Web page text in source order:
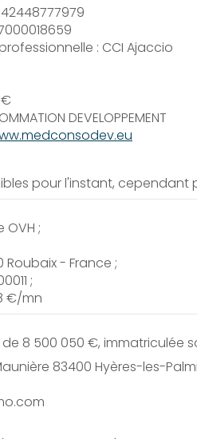
: CCI Ajaccio
€
DEVELOPPEMENT
pour l'instant,
OVH ;
Roubaix - France ;
;
€/mn
8 500 050 €, immatriculée
83400 Hyères-les-